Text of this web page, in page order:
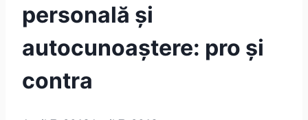
personală și
autocunoaștere: pro și
contra